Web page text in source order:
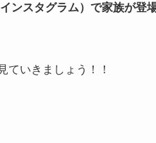
ンスタグラム）で家族が登
ていきましょう！！